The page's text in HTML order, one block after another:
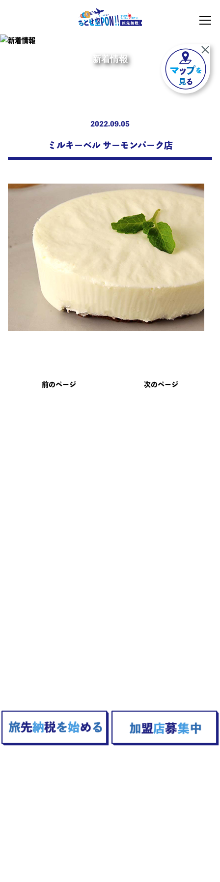
新着情報
ミルキーベル サーモンパーク店
2022.09.05
前のページ 次のページ